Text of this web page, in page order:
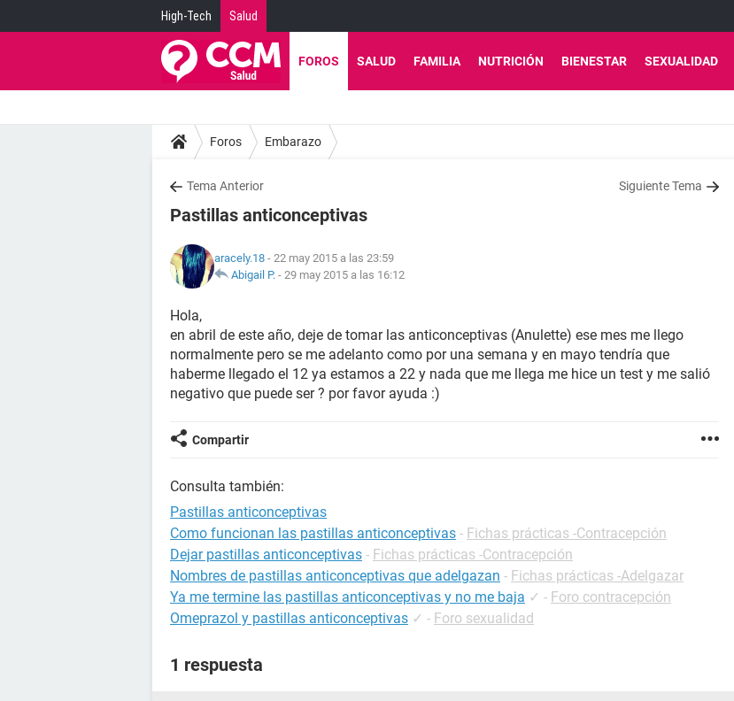
High-Tech Salud
FOROS SALUD FAMILIA NUTRICIÓN BIENESTAR SEXUALIDAD
Foros Embarazo
Tema Anterior Siguiente Tema
Pastillas anticonceptivas
aracely.18 - 22 may 2015 a las 23:59
Abigail P. - 29 may 2015 a las 16:12
Hola,
en abril de este año, deje de tomar las anticonceptivas (Anulette) ese mes me llego
normalmente pero se me adelanto como por una semana y en mayo tendría que
haberme llegado el 12 ya estamos a 22 y nada que me llega me hice un test y me salió
negativo que puede ser ? por favor ayuda :)
Compartir
Consulta también:
Pastillas anticonceptivas
Como funcionan las pastillas anticonceptivas - Fichas prácticas -Contracepción
Dejar pastillas anticonceptivas - Fichas prácticas -Contracepción
Nombres de pastillas anticonceptivas que adelgazan - Fichas prácticas -Adelgazar
Ya me termine las pastillas anticonceptivas y no me baja ✓ - Foro contracepción
Omeprazol y pastillas anticonceptivas ✓ - Foro sexualidad
1 respuesta